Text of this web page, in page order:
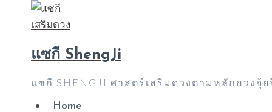
แซกี ShengJi
แซกี SHENGJI ศาสตร์เสริมดวงตามหลักฮวงจุ้
Home